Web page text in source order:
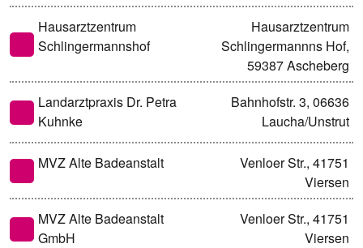
Hausarztzentrum
Schlingermannshof
Hausarztzentrum
Schlingermannns Hof,
59387 Ascheberg
Landarztpraxis Dr. Petra
Kuhnke
Bahnhofstr. 3, 06636
Laucha/Unstrut
MVZ Alte Badeanstalt
Venloer Str., 41751
Viersen
MVZ Alte Badeanstalt
GmbH
Venloer Str., 41751
Viersen